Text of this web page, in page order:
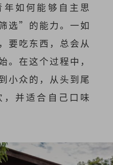
如何能够自主思
选”的能力。一如
要吃东西，总会从
。在这个过程中，
小众的，从头到尾
并适合自己口味